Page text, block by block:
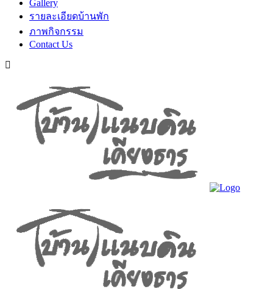
Gallery
รายละเอียดบ้านพัก
ภาพกิจกรรม
Contact Us